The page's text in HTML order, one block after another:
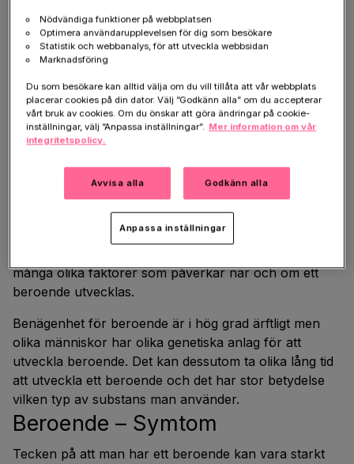
Dessa klassas dock inte som beroendesjukdom i
Sverige idag.
tappar kontrollen över sin konsumtion av ämnet, tål
mer av det och att man får abstinensbesvär om man
försöker avstå från det. Den egna viljan räcker inte
längre för att styra intaget av den
beroendeframkallande substansen. Det leder i
förlängningen till negativa konsekvenser och
försämrad funktion både fysiskt, psykiskt och socialt.
Det finns ingen riskfri användning av
många olika faktorer som påverkar när och om ett
beroende utvecklas.
Benägenhet för beroende är i hög grad ärftligt men
olika människor har olika genetiska anlag för att
utveckla beroende. Det kan dessutom ta olika lång tid
att utveckla ett beroende och det har stor betydelse
vilken typ av substans man använder.
Beroende – Symtom
Tecken på att man har ett beroende kan vara starkt
Nödvändiga funktioner på webbplatsen
Optimera användarupplevelsen för dig som besökare
Statistik och webbanalys, för att utveckla webbsidan
Marknadsföring
Du som besökare kan alltid välja om du vill tillåta att vår webbplats
placerar cookies på din dator. Välj ”Godkänn alla” om du accepterar
vårt bruk av cookies. Om du önskar att göra ändringar på cookie-
inställningar, välj ”Anpassa inställningar”. Mer information om vår
integritetspolicy.
Avvisa alla Godkänn alla
Anpassa inställningar